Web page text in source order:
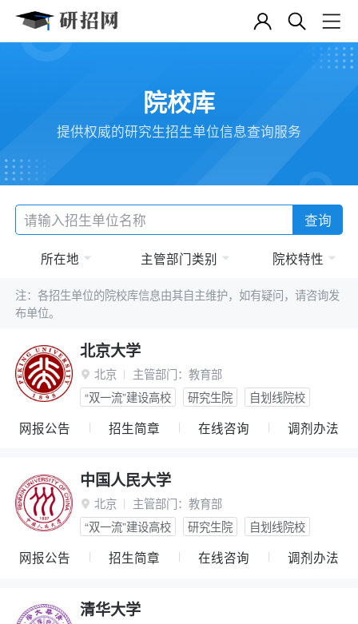
院校库
提供权威的研究生招生单位信息查询服务
查询
所在地 主管部门类别 院校特性
注：各招生单位的院校库信息由其自主维护，如有疑问，请咨询发
布单位。
北京大学
 北京 主管部门： 教育部
“双一流”建设高校
研究生院 自划线院校
网报公告 招生简章 在线咨询 调剂办法
中国人民大学
 北京 主管部门： 教育部
“双一流”建设高校
研究生院 自划线院校
网报公告 招生简章 在线咨询 调剂办法
清华大学